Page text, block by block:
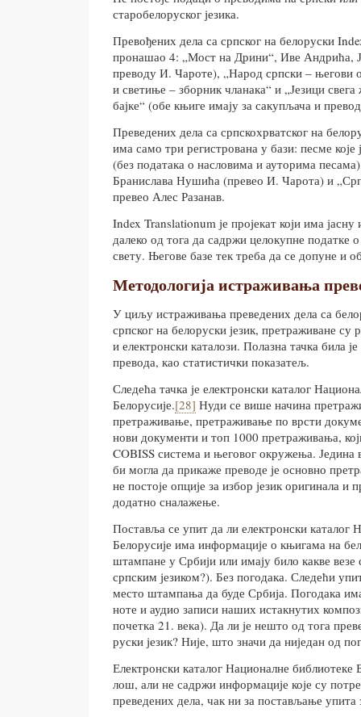
старобелоруског језика.
Превођених дела са српског на белоруски
пронашао 4: „Мост на Дрини“, Иве Андрића,
преводу И. Чароте), „Народ српски – његови
и светиње – зборник чланака“ и „Језици
бајке“ (обе књиге имају за сакупљача и
Преведених дела са српскохрватског на
има само три регистрована у бази: песме
(без података о насловима и ауторима
Бранислава Нушића (превео И. Чарота) и
превео Алес Разанав.
Index Translationum је пројекат који има
далеко од тога да садржи целокупне податке
свету. Његове базе тек треба да се допуне и
Методологија истраживања
У циљу истраживања преведених дела са
српског на белоруски језик, претраживане су
и електронски каталози. Полазна тачка била
превода, као статистички показатељ.
Следећа тачка је електронски каталог
Белорусије.[28] Нуди се више начина
претраживање, претраживање по врсти
нови документи и топ 1000 претраживања,
COBISS система и његовог окружења. Једина
би могла да прикаже преводе је основно
не постоје опције за избор језик оригинала и
додатно сналажење.
Поставља се упит да ли електронски каталог
Белорусије има информације о књигама на
штампане у Србији или имају било какве
српским језиком?). Без погодака. Следећи
место штампања да буде Србија. Погодака
ноте и аудио записи наших истакнутих
почетка 21. века). Да ли је нешто од тога
руски језик? Није, што значи да ниједан од
Електронски каталог Националне библиотеке
лош, али не садржи информације које су
преведених дела, чак ни за постављање